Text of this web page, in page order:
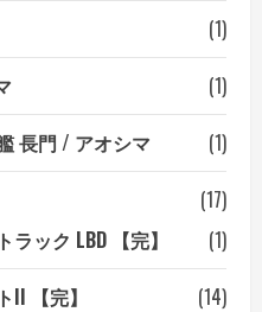
(1)
(1)
長門 / アオシマ
(1)
(17)
ック LBD 【完】
(1)
II 【完】
(14)